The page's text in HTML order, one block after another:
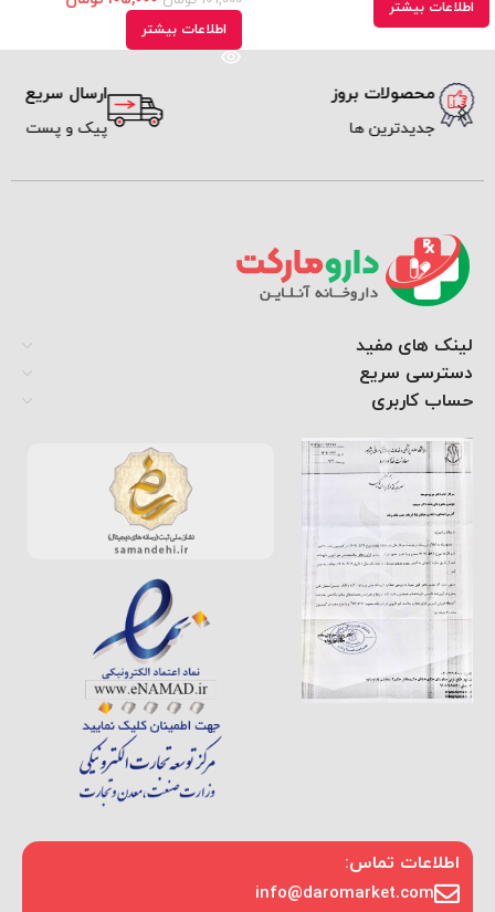
اطلاعات بیشتر
اطلاعات بیشتر
محصولات بروز
جدیدترین ها
ارسال سریع
پیک و پست
لینک های مفید
دسترسی سریع
حساب کاربری
اطلاعات تماس:
info@daromarket.com